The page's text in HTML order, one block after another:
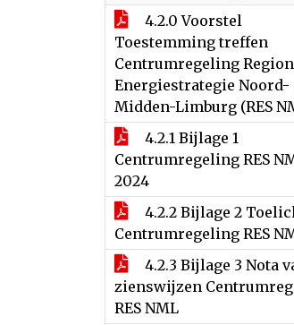
4.2.0 Voorstel
Toestemming treffen
Centrumregeling
Energiestrategie Noord-
Midden-Limburg (RES
4.2.1 Bijlage 1
Centrumregeling RES
2024
4.2.2 Bijlage 2
Centrumregeling RES
4.2.3 Bijlage 3 Nota
zienswijzen
RES NML